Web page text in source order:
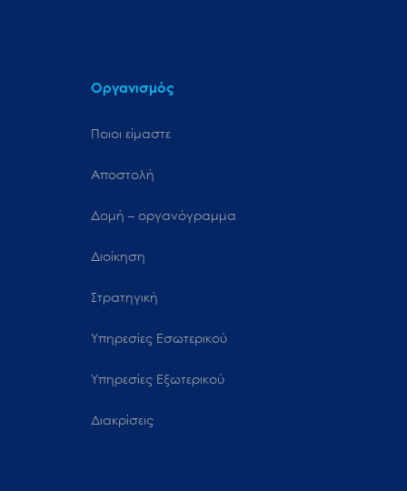
Οργανισμός
Ποιοι είμαστε
Αποστολή
Δομή – οργανόγραμμα
Διοίκηση
Στρατηγική
Υπηρεσίες Εσωτερικού
Υπηρεσίες Εξωτερικού
Διακρίσεις